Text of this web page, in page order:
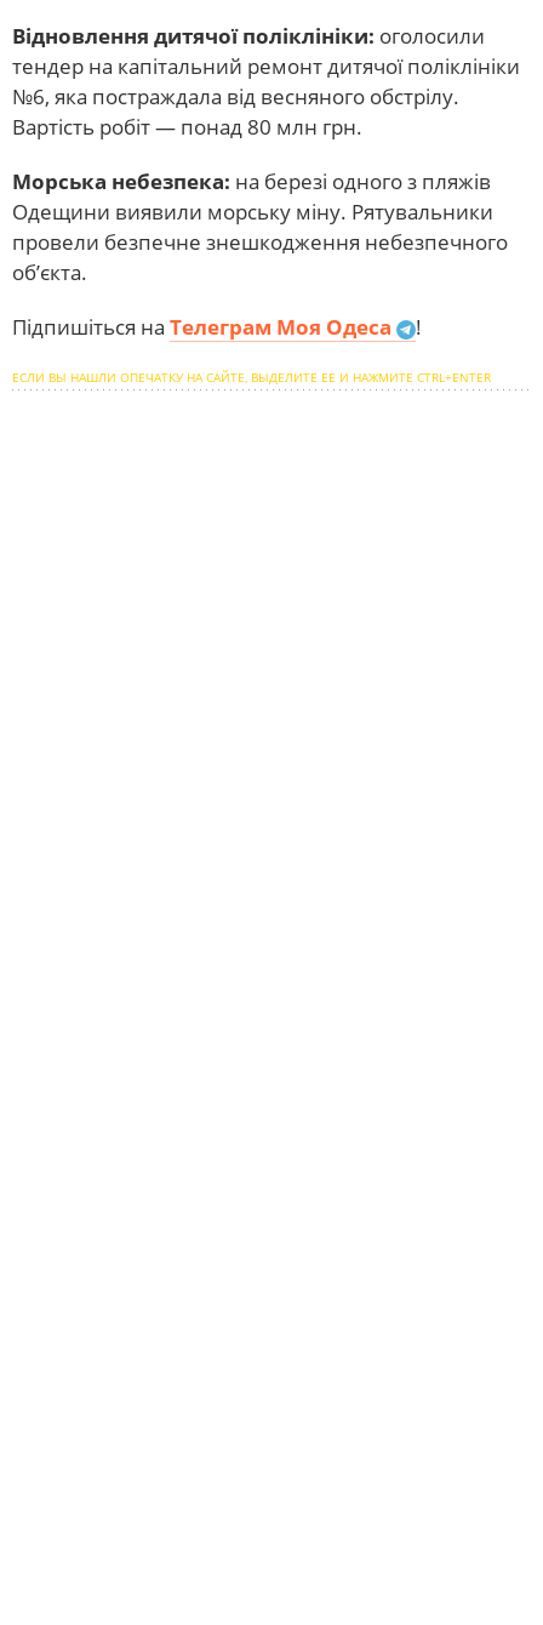
Відновлення дитячої поліклініки: оголосили
тендер на капітальний ремонт дитячої поліклініки
№6, яка постраждала від весняного обстрілу.
Вартість робіт — понад 80 млн грн.
Морська небезпека: на березі одного з пляжів
Одещини виявили морську міну. Рятувальники
провели безпечне знешкодження небезпечного
об’єкта.
Підпишіться на Телеграм Моя Одеса !
ЕСЛИ ВЫ НАШЛИ ОПЕЧАТКУ НА САЙТЕ, ВЫДЕЛИТЕ ЕЕ И НАЖМИТЕ CTRL+ENTER